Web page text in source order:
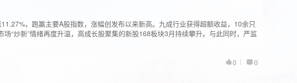
，跑赢主要A股指数，涨幅创发布以来新高。九成行业获得超额收益，10余只
“炒新”情绪再度升温，高成长股聚集的新股168板块3月持续攀升。与此同时，严监
0
0